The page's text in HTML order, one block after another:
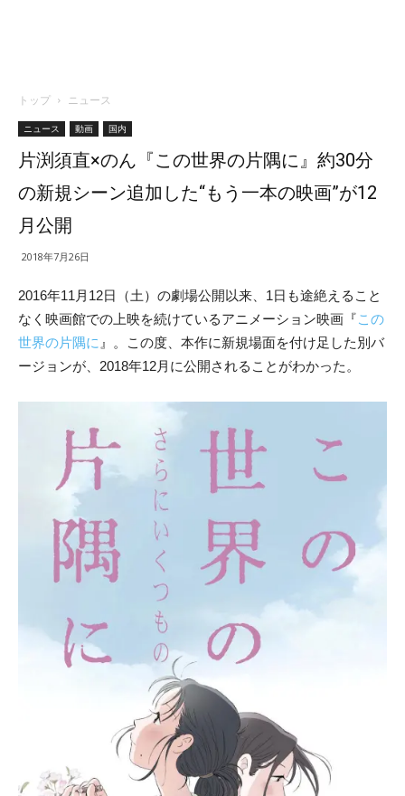
トップ ニュース
ニュース 動画 国内
片渕須直×のん『この世界の片隅に』約30分
の新規シーン追加した“もう一本の映画”が12
月公開
2018年7月26日
2016年11月12日（土）の劇場公開以来、1日も途絶えるこ と
なく映画館での上映を続けているアニメーション映画『この
世界の片隅に 』。この度、本作に新規場面を付け足した別バ
ージョンが、2018年12月に公開されることがわかった。